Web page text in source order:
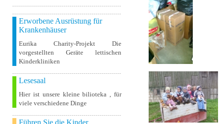
Erworbene Ausrüstung für
Krankenhäuser
Eurika Charity-Projekt Die
vorgestellten Geräte lettischen
Kinderkliniken
Lesesaal
Hier ist unsere kleine bilioteka , für
viele verschiedene Dinge
Führen Sie die Kinder